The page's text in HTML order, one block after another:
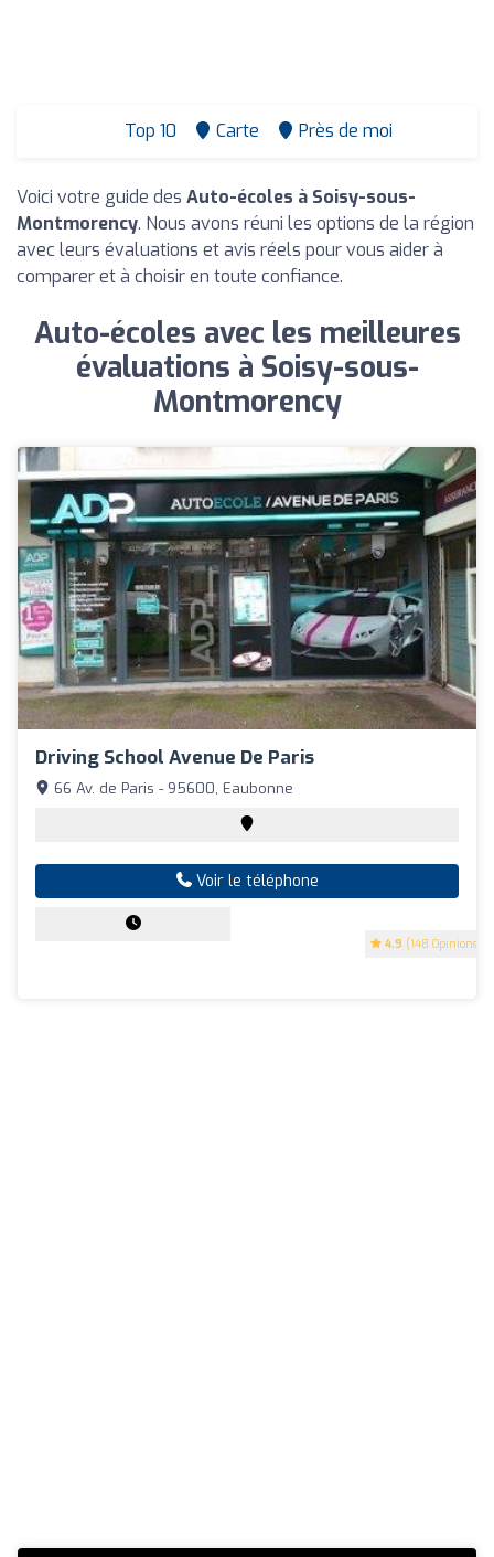
Top 10 Carte Près de moi
Voici votre guide des Auto-écoles à Soisy-sous-
Montmorency. Nous avons réuni les options de la région
avec leurs évaluations et avis réels pour vous aider à
comparer et à choisir en toute confiance.
Auto-écoles avec les meilleures
évaluations à Soisy-sous-
Montmorency
Driving School Avenue De Paris
4.9 (148 Opinions)
66 Av. de Paris - 95600, Eaubonne
Voir le téléphone